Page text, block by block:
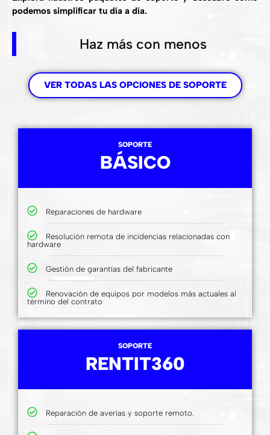
SOPORTE
BÁSICO
Reparaciones de hardware
Resolución remota de incidencias relacionadas con
hardware
Gestión de garantías del fabricante
Renovación de equipos por modelos más actuales al
término del contrato
SOPORTE
RENTIT360
Reparación de averías y soporte remoto.
podemos simplificar tu día a día.
Haz más con menos
VER TODAS LAS OPCIONES DE SOPORTE